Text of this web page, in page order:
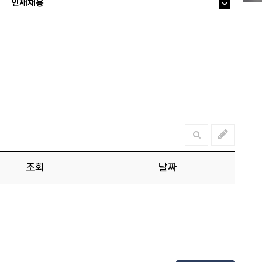
인재채용
조회 날짜